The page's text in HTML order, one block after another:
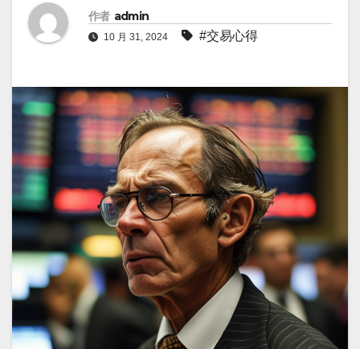
作者 admin
10 月 31, 2024 #交易心得